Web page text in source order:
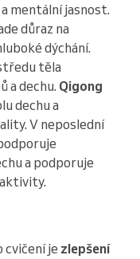
mentální jasnost.
důraz na
dýchání.
těla
a dechu. Qigong
dechu a
V neposlední
a podporuje
cvičení je zlepšení